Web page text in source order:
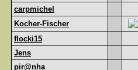
carpmichel
Kocher-Fischer
flocki15
Jens
pir@nha